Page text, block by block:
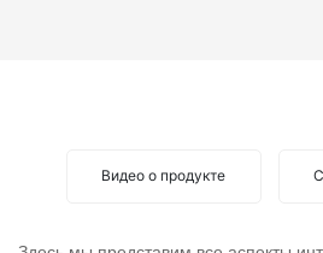
Видео о продукте